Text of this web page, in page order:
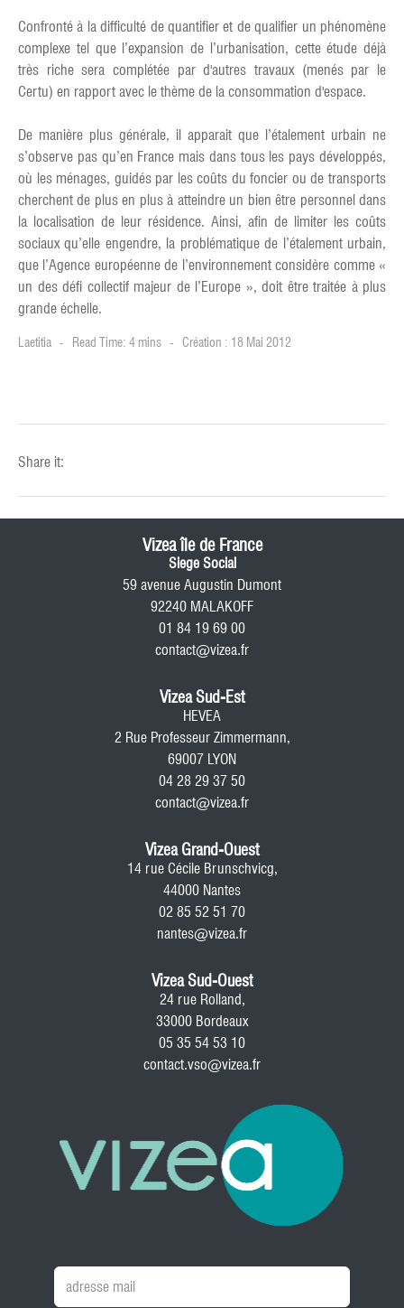
Confronté à la difficulté de quantifier et de qualifier un phénomène
complexe tel que l’expansion de l’urbanisation, cette étude déjà
très riche sera complétée par d'autres travaux (menés par le
Certu) en rapport avec le thème de la consommation d'espace.
De manière plus générale, il apparait que l’étalement urbain ne
s’observe pas qu’en France mais dans tous les pays développés,
où les ménages, guidés par les coûts du foncier ou de transports
cherchent de plus en plus à atteindre un bien être personnel dans
la localisation de leur résidence. Ainsi, afin de limiter les coûts
sociaux qu’elle engendre, la problématique de l’étalement urbain,
que l’Agence européenne de l’environnement considère comme «
un des défi collectif majeur de l’Europe », doit être traitée à plus
grande échelle.
Laetitia Read Time: 4 mins Création : 18 Mai 2012
Share it:
Vizea île de France
Siege Social
59 avenue Augustin Dumont
92240 MALAKOFF
01 84 19 69 00
contact@vizea.fr
Vizea Sud-Est
HEVEA
2 Rue Professeur Zimmermann,
69007 LYON
04 28 29 37 50
contact@vizea.fr
Vizea Grand-Ouest
14 rue Cécile Brunschvicg,
44000 Nantes
02 85 52 51 70
nantes@vizea.fr
Vizea Sud-Ouest
24 rue Rolland,
33000 Bordeaux
05 35 54 53 10
contact.vso@vizea.fr